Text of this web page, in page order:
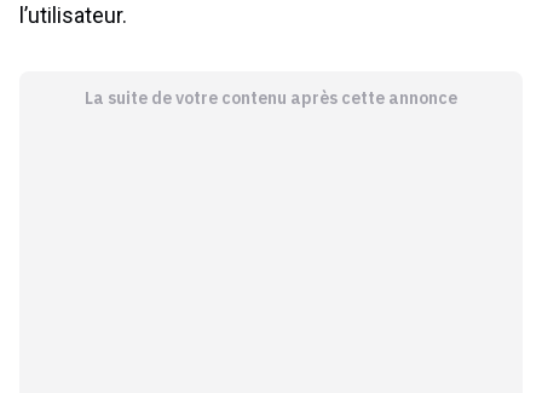
l’utilisateur.
La suite de votre contenu après cette annonce